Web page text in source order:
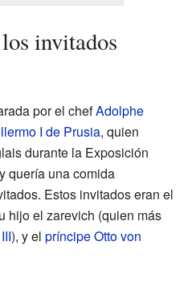
invitados
por el chefAdolphe
I de Prusia, quien
durante la Exposición
quería una comida
Estos invitados eran el
hijo el zarevich (quien más
), y el príncipe Otto von